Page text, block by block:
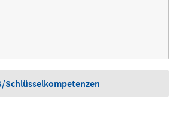
Schlüsselkompetenzen